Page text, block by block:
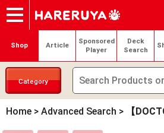
Onlineshop
Articles
Deck Search
Sponsored Players
Shop Info
Event Schedule
Contact Login / Register
My page
Shop Article
Sponsored
Player
Deck
Search
Category
Home > Advanced Search > 【